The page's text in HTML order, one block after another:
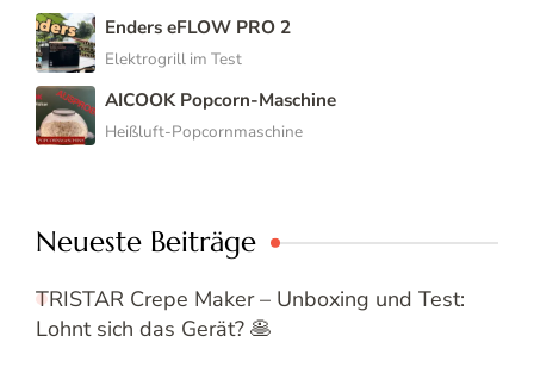
Enders eFLOW PRO 2
Elektrogrill im Test
AICOOK Popcorn-Maschine
Heißluft-Popcornmaschine
Neueste Beiträge
TRISTAR Crepe Maker – Unboxing und Test:
Lohnt sich das Gerät? 🥞